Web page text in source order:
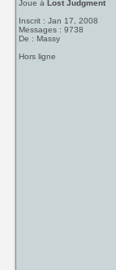
Joue àLost Judgment
Inscrit : Jan 17, 2008
Messages : 9738
De : Massy
Hors ligne